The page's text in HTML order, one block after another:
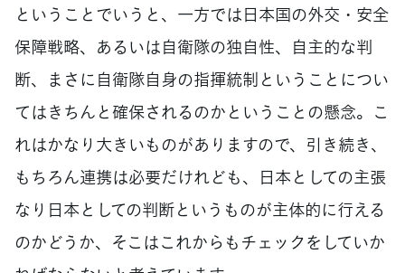
ということでいうと、一方では日本国の外交・安全
保障戦略、あるいは自衛隊の独自性、自主的な判
断、まさに自衛隊自身の指揮統制ということについ
てはきちんと確保されるのかということの懸念。こ
れはかなり大きいものがありますので、引き続き、
もちろん連携は必要だけれども、日本としての主張
なり日本としての判断というものが主体的に行える
のかどうか、そこはこれからもチェックをしていか